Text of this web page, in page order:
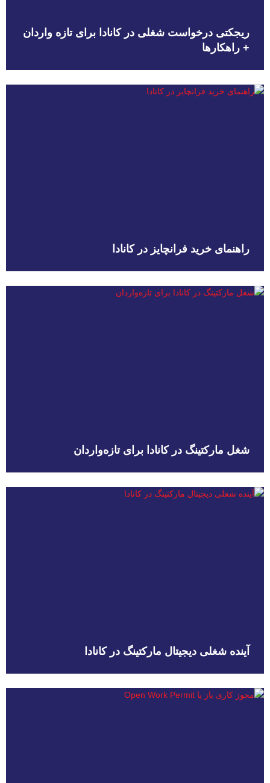
ریجکتی درخواست شغلی در کانادا برای تازه واردان
+ راهکارها
راهنمای خرید فرانچایز در کانادا
شغل مارکتینگ در کانادا برای تازه‌واردان
آینده شغلی دیجیتال مارکتینگ در کانادا